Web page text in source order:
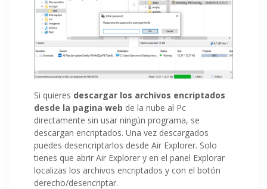
Si quieres descargar los archivos encriptados
desde la pagina web de la nube al Pc
directamente sin usar ningún programa, se
descargan encriptados. Una vez descargados
puedes desencriptarlos desde Air Explorer. Solo
tienes que abrir Air Explorer y en el panel Explorar
localizas los archivos encriptados y con el botón
derecho/desencriptar.